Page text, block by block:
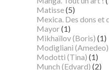
Matisse(5)
Mexica. Des dons et
Mayor(1)
Mikhaïlov (Boris) (1)
Modigliani (Amedeo)
Modotti (Tina) (1)
Munch (Edvard) (2)